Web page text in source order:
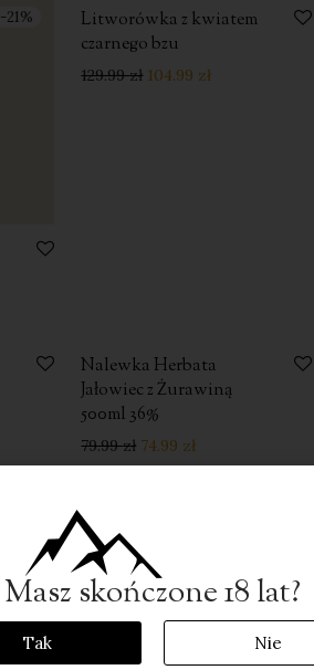
-21%
Litworówka z kwiatem
czarnego bzu
129.99zł 104.99 zł
Nalewka Herbata
Jałowiec z Żurawiną
500ml 36%
79.99zł 74.99 zł
Pokaż
Masz skończone 18 lat?
Tak Nie